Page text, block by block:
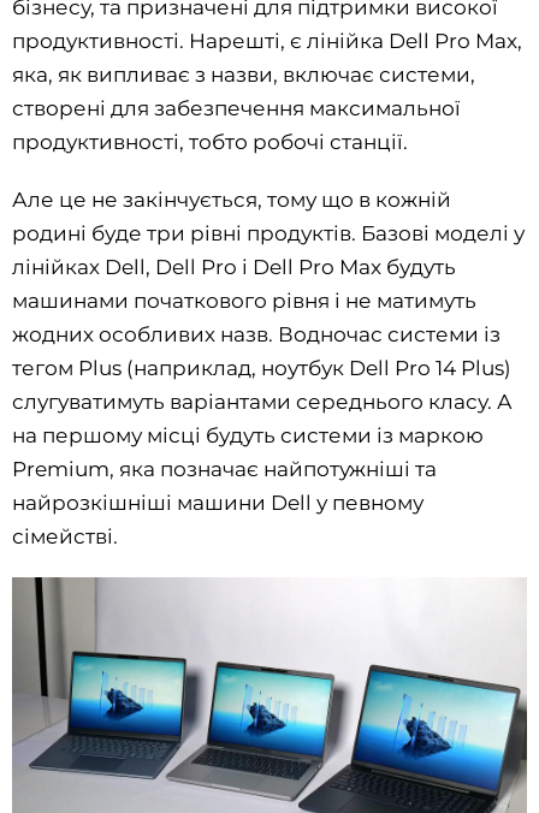
бізнесу, та призначені для підтримки високої
продуктивності. Нарешті, є лінійка Dell Pro Max,
яка, як випливає з назви, включає системи,
створені для забезпечення максимальної
продуктивності, тобто робочі станції.
Але це не закінчується, тому що в кожній
родині буде три рівні продуктів. Базові моделі у
лінійках Dell, Dell Pro і Dell Pro Max будуть
машинами початкового рівня і не матимуть
жодних особливих назв. Водночас системи із
тегом Plus (наприклад, ноутбук Dell Pro 14 Plus)
слугуватимуть варіантами середнього класу. А
на першому місці будуть системи із маркою
Premium, яка позначає найпотужніші та
найрозкішніші машини Dell у певному
сімействі.